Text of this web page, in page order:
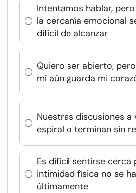
Intentamos hablar,
la cercanía emocional
difícil de alcanzar
Quiero ser abierto,
mí aún guarda mi
Nuestras discusiones a
espiral o terminan sin
Es difícil sentirse cerca
intimidad física no se
últimamente